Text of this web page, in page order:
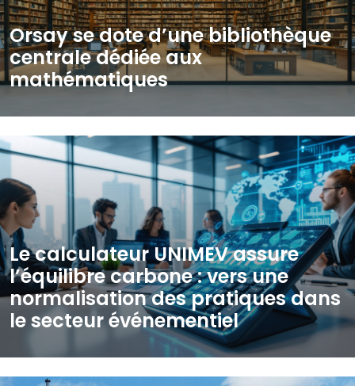
Orsay se dote d’une bibliothèque
centrale dédiée aux
mathématiques
Le calculateur UNIMEV assure
l’équilibre carbone : vers une
normalisation des pratiques dans
le secteur événementiel